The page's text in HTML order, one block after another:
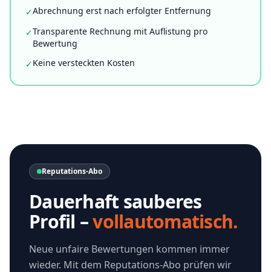
✓Abrechnung erst nach erfolgter Entfernung
✓Transparente Rechnung mit Auflistung pro
Bewertung
✓Keine versteckten Kosten
Reputations-Abo
Dauerhaft sauberes
Profil –vollautomatisch.
Neue unfaire Bewertungen kommen immer
wieder. Mit dem Reputations-Abo prüfen wir